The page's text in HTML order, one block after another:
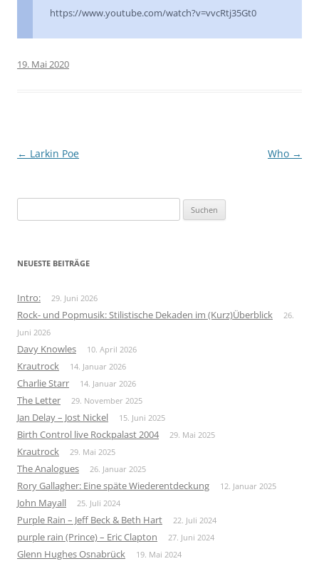
https://www.youtube.com/watch?v=vvcRtj35Gt0
19. Mai 2020
Beitragsnavigation
← Larkin Poe Who →
nach:
NEUESTE BEITRÄGE
Intro: 29. Juni 2026
Rock- und Popmusik: Stilistische Dekaden im (Kurz)Überblick
26.
Juni 2026
Davy Knowles 10. April 2026
Krautrock 14. Januar 2026
Charlie Starr 14. Januar 2026
The Letter 29. November 2025
Jan Delay – Jost Nickel 15. Juni 2025
Birth Control live Rockpalast 2004 29. Mai 2025
Krautrock 29. Mai 2025
The Analogues 26. Januar 2025
Rory Gallagher: Eine späte Wiederentdeckung 12. Januar 2025
John Mayall 25. Juli 2024
Purple Rain – Jeff Beck & Beth Hart 22. Juli 2024
purple rain (Prince) – Eric Clapton 27. Juni 2024
Glenn Hughes Osnabrück 19. Mai 2024